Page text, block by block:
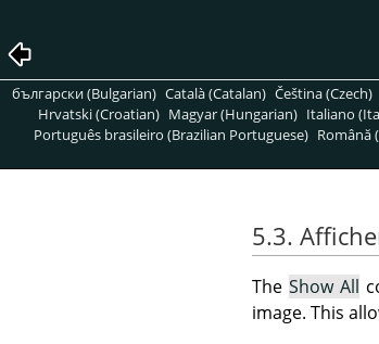
български (Bulgarian) Català (Catalan) Čeština (Czech)
Hrvatski (Croatian) Magyar (Hungarian) Italiano
Português brasileiro (Brazilian Portuguese) Română
5.3.
The Show All
image. This